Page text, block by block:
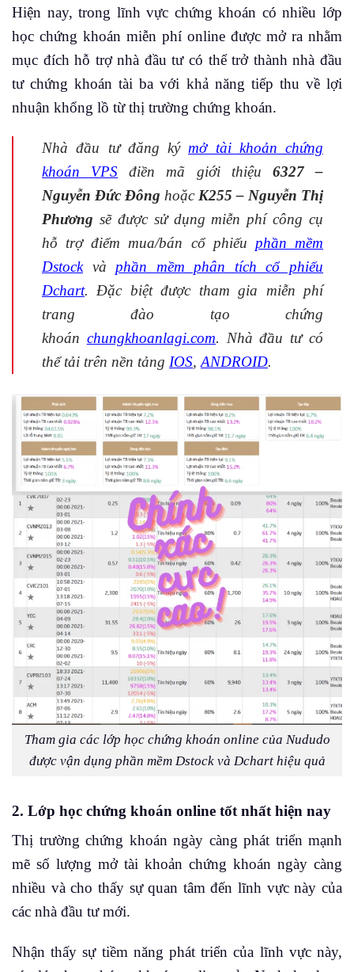
Hiện nay, trong lĩnh vực chứng khoán có nhiều lớp
học chứng khoán miễn phí online được mở ra nhằm
mục đích hỗ trợ nhà đầu tư có thể trở thành nhà đầu
tư chứng khoán tài ba với khả năng tiếp thu về lợi
nhuận khổng lồ từ thị trường chứng khoán.
Nhà đầu tư đăng ký mở tài khoản chứng
khoán VPS điền mã giới thiệu 6327 –
Nguyễn Đức Đông hoặc K255 – Nguyễn Thị
Phương sẽ được sử dụng miễn phí công cụ
hỗ trợ điểm mua/bán cổ phiếu phần mềm
Dstockvà phần mềm phân tích cổ phiếu
Dchart. Đặc biệt được tham gia miễn phí
trang đào tạo chứng
khoán chungkhoanlagi.com. Nhà đầu tư có
thể tải trên nền tảng IOS, ANDROID.
Tham gia các lớp học chứng khoán online của Nududo
được vận dụng phần mềm Dstock và Dchart hiệu quả
2. Lớp học chứng khoán online tốt nhất hiện nay
Thị trường chứng khoán ngày càng phát triển mạnh
mẽ số lượng mở tài khoản chứng khoán ngày càng
nhiều và cho thấy sự quan tâm đến lĩnh vực này của
các nhà đầu tư mới.
Nhận thấy sự tiềm năng phát triển của lĩnh vực này,